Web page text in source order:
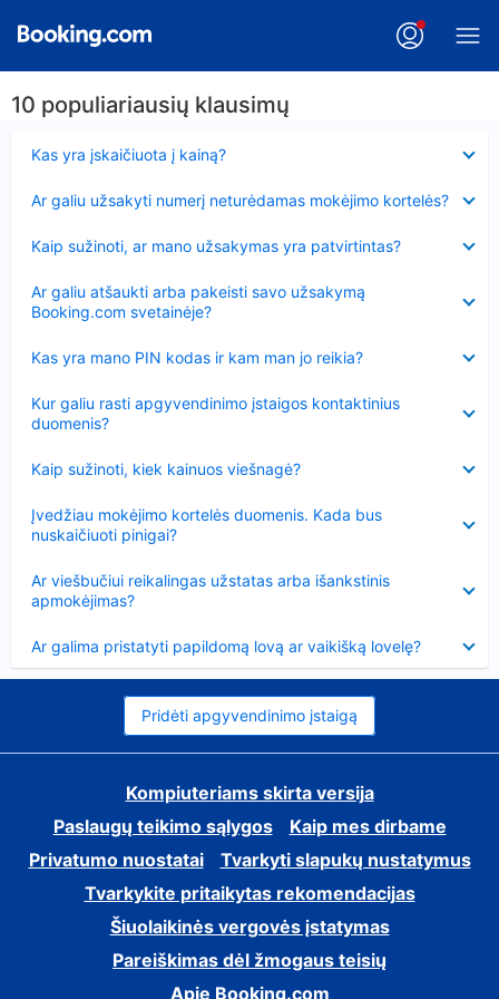
10 populiariausių klausimų
Kas yra įskaičiuota į kainą?
Ar galiu užsakyti numerį neturėdamas mokėjimo kortelės?
Kaip sužinoti, ar mano užsakymas yra patvirtintas?
Ar galiu atšaukti arba pakeisti savo užsakymą
Booking.com svetainėje?
Kas yra mano PIN kodas ir kam man jo reikia?
Kur galiu rasti apgyvendinimo įstaigos kontaktinius
duomenis?
Kaip sužinoti, kiek kainuos viešnagė?
Įvedžiau mokėjimo kortelės duomenis. Kada bus
nuskaičiuoti pinigai?
Ar viešbučiui reikalingas užstatas arba išankstinis
apmokėjimas?
Ar galima pristatyti papildomą lovą ar vaikišką lovelę?
Pridėti apgyvendinimo įstaigą
Kompiuteriams skirta versija
Paslaugų teikimo sąlygos
Kaip mes dirbame
Privatumo nuostatai
Tvarkyti slapukų nustatymus
Tvarkykite pritaikytas rekomendacijas
Šiuolaikinės vergovės įstatymas
Pareiškimas dėl žmogaus teisių
Apie Booking.com